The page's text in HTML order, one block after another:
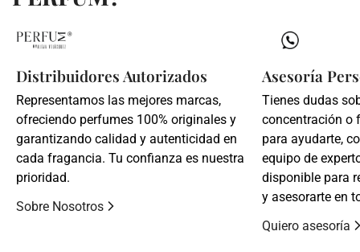
Distribuidores Autorizados
Representamos las mejores marcas,
ofreciendo perfumes 100% originales y
garantizando calidad y autenticidad en
cada fragancia. Tu confianza es nuestra
prioridad.
Sobre Nosotros
Asesoría
Tienes dudas
concentración o
para ayudarte,
equipo de
disponible para
y asesorarte en
Quiero asesoría